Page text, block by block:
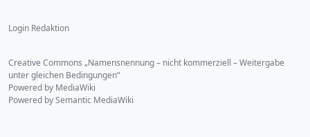
Login Redaktion
Creative Commons „Namensnennung – nicht kommerziell – Weitergabe
unter gleichen Bedingungen“
Powered by MediaWiki
Powered by Semantic MediaWiki